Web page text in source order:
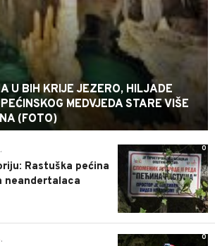
U BIH KRIJE JEZERO, HILJADE
MEDVJEDA STARE VIŠE
(FOTO)
0
Rastuška pećina
neandertalaca
0